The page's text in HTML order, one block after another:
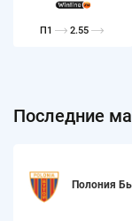
П1 2.55
Последние
Полония